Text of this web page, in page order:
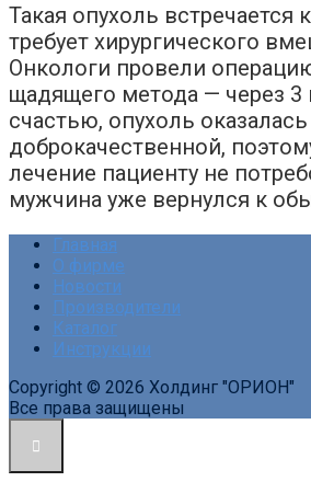
Такая опухоль встречается
требует хирургического
Онкологи провели
щадящего метода — через 3
счастью, опухоль оказалась
доброкачественной,
лечение пациенту не
мужчина уже вернулся к
Главная
О фирме
Новости
Производители
Каталог
Инструкции
Copyright © 2026 Холдинг "ОРИОН"
Все права защищены